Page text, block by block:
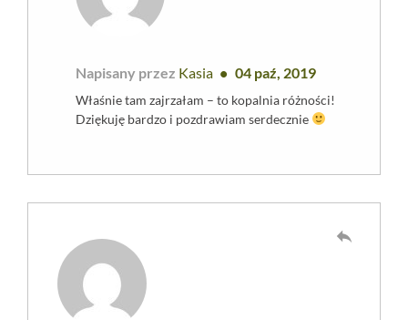
Napisany przez Kasia 04 paź, 2019
Właśnie tam zajrzałam – to kopalnia różności!
Dziękuję bardzo i pozdrawiam serdecznie
reply